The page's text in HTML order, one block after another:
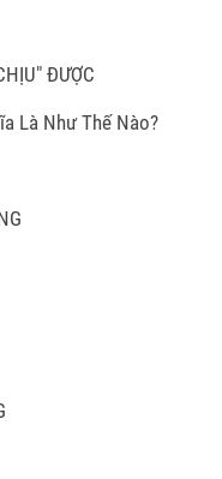
ĐƯỢC
Là Như Thế Nào?